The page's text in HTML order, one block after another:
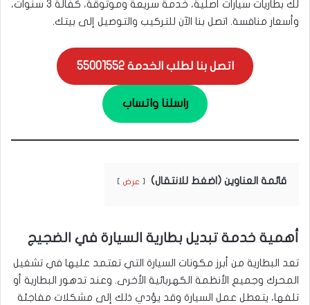
لك بطاريات سيارات أصلية، خدمة سريعة وموثوقة، كفالة 3 سنوات،
وأسعار منافسة. اتصل بنا الآن للتركيب والتوصيل إلى بيتك.
اتصل بنا لطلب الخدمة 55001552
راسلنا واتساب
قائمة العناوين (اضغط للانتقال) عرض
أهمية خدمة تبديل بطارية السيارة في الضجيج
تعد البطارية من أبرز مكونات السيارة التي تعتمد عليها في تشغيل
المحرك وجميع الأنظمة الكهربائية الأخرى. وعند تدهور البطارية أو
تلفها، يتعطل عمل السيارة وقد يؤدي ذلك إلى مشكلات مفاجئة